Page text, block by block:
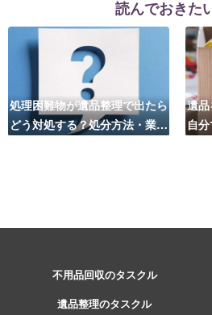
読んでおきた
処理困難物が遺品整理で出たら
どう対処する？処分方法・業者
遺
自
不用品回収のタスクル
遺品整理のタスクル